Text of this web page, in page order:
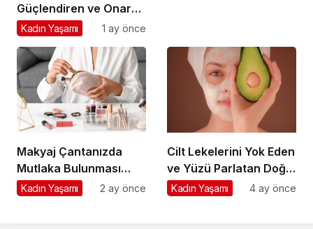
Güçlendiren ve Onaran
En İyi 5 İçerik
Kadın Yaşamı 1 ay önce
Makyaj Çantanızda
Mutlaka Bulunması
Gereken 10 Temel Ürün
Kadın Yaşamı 2 ay önce
Cilt Lekelerini Yok Eden
ve Yüzü Parlatan Doğal
Maske Tarifleri
Kadın Yaşamı 4 ay önce